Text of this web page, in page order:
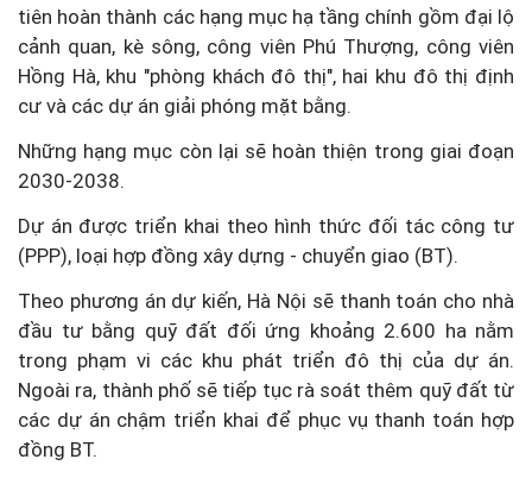
tiên hoàn thành các hạng mục hạ tầng chính gồm đại lộ
cảnh quan, kè sông, công viên Phú Thượng, công viên
Hồng Hà, khu "phòng khách đô thị", hai khu đô thị định
cư và các dự án giải phóng mặt bằng.
Những hạng mục còn lại sẽ hoàn thiện trong giai đoạn
2030-2038.
Dự án được triển khai theo hình thức đối tác công tư
(PPP), loại hợp đồng xây dựng - chuyển giao (BT).
Theo phương án dự kiến, Hà Nội sẽ thanh toán cho nhà
đầu tư bằng quỹ đất đối ứng khoảng 2.600 ha nằm
trong phạm vi các khu phát triển đô thị của dự án.
Ngoài ra, thành phố sẽ tiếp tục rà soát thêm quỹ đất từ
các dự án chậm triển khai để phục vụ thanh toán hợp
đồng BT.